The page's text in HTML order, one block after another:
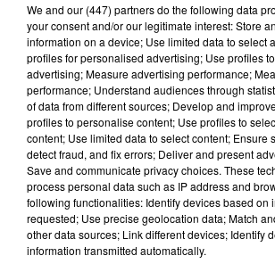
d'éteindre...
A LA UNE
We and our (447) partnersdo the following data
your consent and/or our legitimate interest: Store
information on a device; Use limited data to select
profiles for personalised advertising; Use profiles
advertising; Measure advertising performance;
performance; Understand audiences through
of data from different sources; Develop and
profiles to personalise content; Use profiles to
content; Use limited data to select content; Ensure
detect fraud, and fix errors; Deliver and present
Save and communicate privacy choices. These
process personal data such as IP address and
following functionalities: Identify devices based on
requested; Use precise geolocation data; Match
other data sources; Link different devices; Identify
information transmitted automatically.